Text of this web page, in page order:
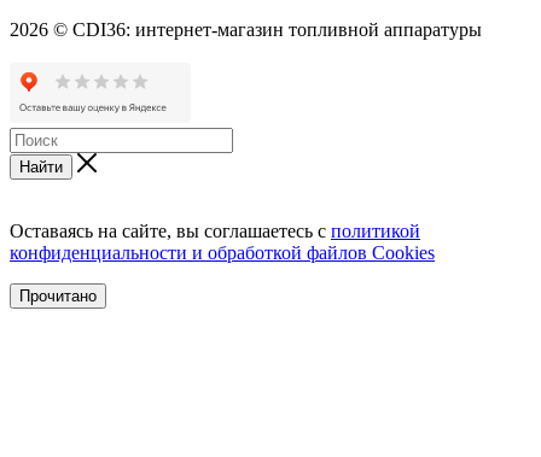
2026 © CDI36: интернет-магазин топливной аппаратуры
Найти
Оставаясь на сайте, вы соглашаетесь с политикой
конфиденциальности и обработкой файлов Cookies
Прочитано